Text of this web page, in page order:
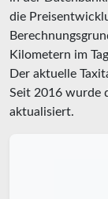
die
Kilometern im
Der aktuelle
Seit 2016 wurde
aktualisiert.